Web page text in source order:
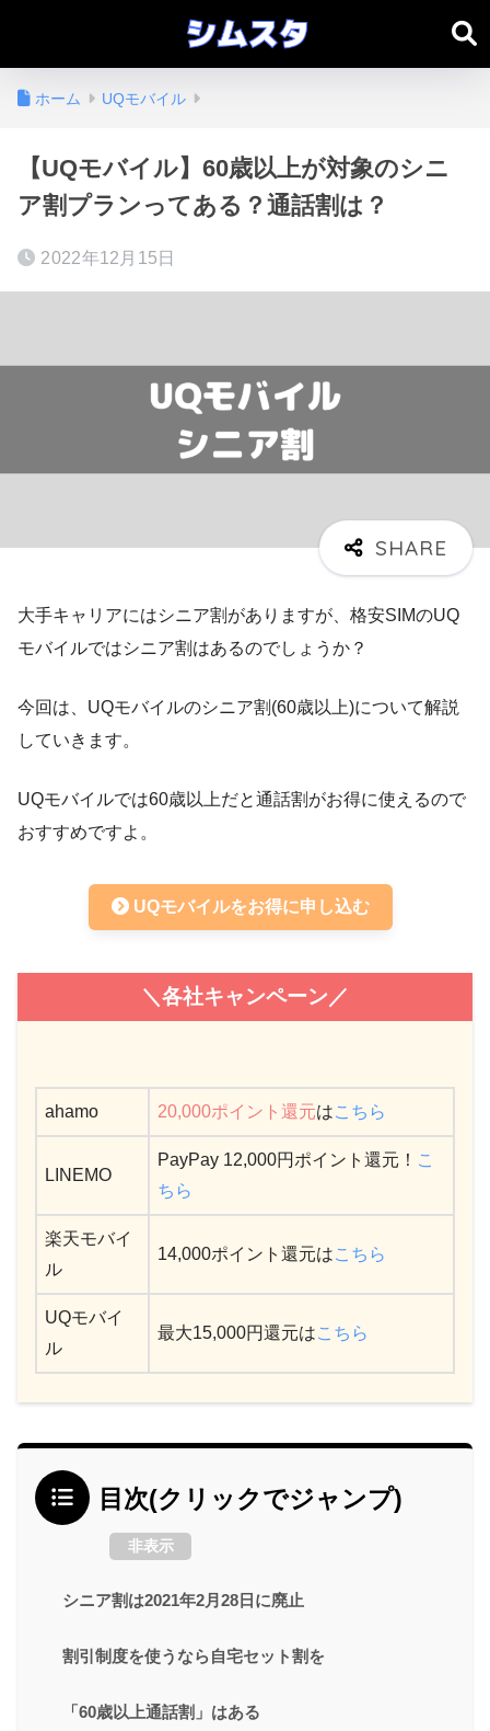
ホーム UQモバイル
【UQモバイル】60歳以上が対象のシニ
ア割プランってある？通話割は？
2022年12月15日
大手キャリアにはシニア割がありますが、格安SIMのUQ
モバイルではシニア割はあるのでしょうか？
今回は、UQモバイルのシニア割(60歳以上)について解説
していきます。
UQモバイルでは60歳以上だと通話割がお得に使えるので
おすすめですよ。
UQモバイルをお得に申し込む
＼各社キャンペーン／
ahamo 20,000ポイント還元はこちら
LINEMO
PayPay 12,000円ポイント還元！ こ
ちら
楽天モバイ
ル
14,000ポイント還元はこちら
UQモバイ
ル
最大15,000円還元はこちら
目次(クリックでジャンプ)
非表示
シニア割は2021年2月28日に廃止
割引制度を使うなら自宅セット割を
「60歳以上通話割」はある